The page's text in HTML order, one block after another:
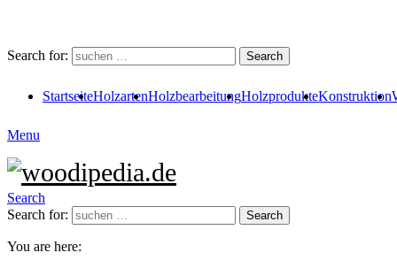
Search for: Search
StartseiteHolzartenHolzbearbeitungHolzprodukteKonstruktion
Menu
Search
Search for:
Search
You are here: